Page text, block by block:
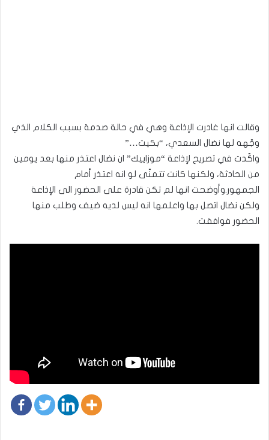
وقالت انها غادرت الإذاعة وهي في حالة صدمة بسبب الكلام الذي
وجّهه لها نضال السعدي، “بكيت…”
واكّدت في تصريح لإذاعة “موزاييك” ان نضال اعتذر منها بعد يومين
من الحادثة، ولكنها كانت تتمنّى لو انه اعتذر أمام
الجمهور.وأوضحت انها لم تكن قادرة على الحضور الى الإذاعة
ولكن نضال اتصل بها واعلمها انه ليس لديه ضيف وطلب منها
الحضور فوافقت.